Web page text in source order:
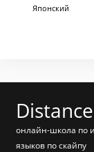
Японский
онлайн-школа по
языков по скайпу